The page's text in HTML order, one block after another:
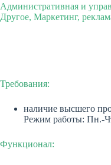
Административная и
Другое, Маркетинг,
Требования:
наличие высшего
Режим работы: Пн.-
Функционал: